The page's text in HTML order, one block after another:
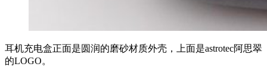
耳机充电盒正面是圆润的磨砂材质外壳，上面是astrotec阿思翠
的LOGO。